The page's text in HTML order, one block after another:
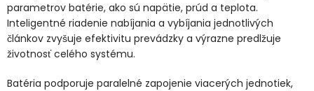
parametrov batérie, ako sú napätie, prúd a teplota.
Inteligentné riadenie nabíjania a vybíjania jednotlivých
článkov zvyšuje efektivitu prevádzky a výrazne predlžuje
životnosť celého systému.
Batéria podporuje paralelné zapojenie viacerých jednotiek,